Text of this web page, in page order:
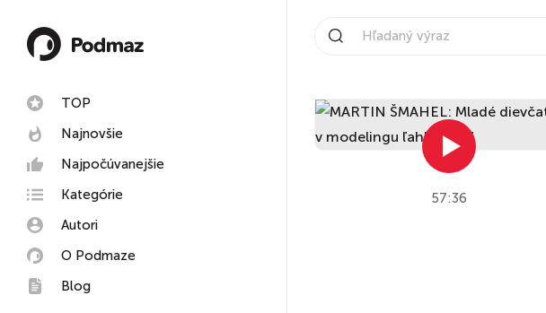
TOP
Najnovšie
Najpočúvanejšie
Kategórie
Autori
O Podmaze
Blog
57:36